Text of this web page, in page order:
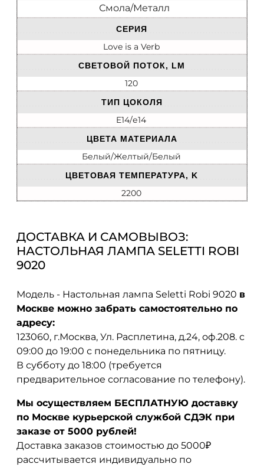
Смола/Металл
СЕРИЯ
Love is a Verb
СВЕТОВОЙ ПОТОК, LM
120
ТИП ЦОКОЛЯ
E14/е14
ЦВЕТА МАТЕРИАЛА
Белый/Желтый/Белый
ЦВЕТОВАЯ ТЕМПЕРАТУРА, K
2200
ДОСТАВКА И САМОВЫВОЗ:
НАСТОЛЬНАЯ ЛАМПА SELETTI ROBI
9020
Модель - Настольная лампа Seletti Robi 9020 в
Москве можно забрать самостоятельно по
адресу:
123060, г.Москва, Ул. Расплетина, д.24, оф.208. с
09:00 до 19:00 с понедельника по пятницу.
В субботу до 18:00 (требуется
предварительное согласование по телефону).
Мы осуществляем БЕСПЛАТНУЮ доставку
по Москве курьерской службой СДЭК при
заказе от 5000 рублей!
Доставка заказов стоимостью до 5000₽
рассчитывается индивидуально по